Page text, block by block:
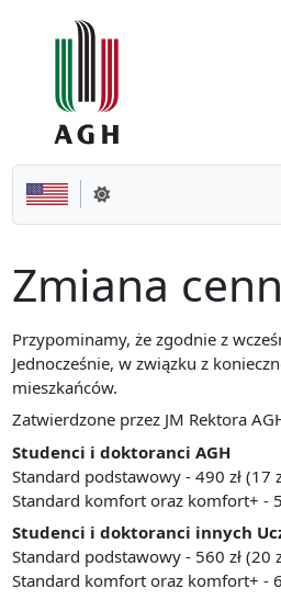
Zmień motyw
Zmiana
Przypominamy, że zgodnie z
Jednocześnie, w związku z
mieszkańców.
Zatwierdzone przez JM Rektora
Studenci i doktoranci AGH
Standard podstawowy - 490 zł (17
Standard komfort oraz komfort+ -
Studenci i doktoranci innych
Standard podstawowy - 560 zł (20
Standard komfort oraz komfort+ -